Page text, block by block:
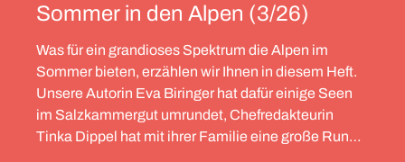
Sommer in den Alpen (3/26)
Was für ein grandioses Spektrum die Alpen im
Sommer bieten, erzählen wir Ihnen in diesem Heft.
Unsere Autorin Eva Biringer hat dafür einige Seen
im Salzkammergut umrundet, Chefredakteurin
Tinka Dippel hat mit ihrer Familie eine große Runde